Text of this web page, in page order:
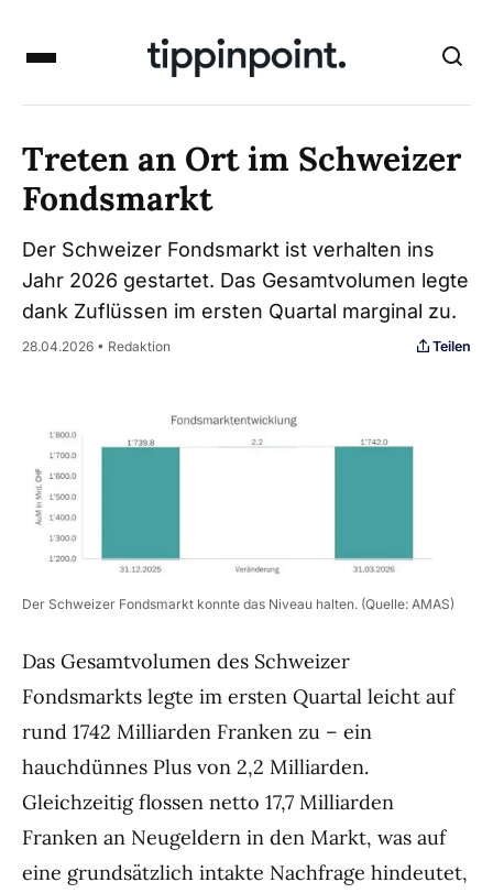
Treten an Ort im Schweizer
Fondsmarkt
Der Schweizer Fondsmarkt ist verhalten ins
Jahr 2026 gestartet. Das Gesamtvolumen legte
dank Zuflüssen im ersten Quartal marginal zu.
28.04.2026 • Redaktion Teilen
Der Schweizer Fondsmarkt konnte das Niveau halten. (Quelle: AMAS)
Das Gesamtvolumen des Schweizer
Fondsmarkts legte im ersten Quartal leicht auf
rund 1742 Milliarden Franken zu – ein
hauchdünnes Plus von 2,2 Milliarden.
Gleichzeitig flossen netto 17,7 Milliarden
Franken an Neugeldern in den Markt, was auf
eine grundsätzlich intakte Nachfrage hindeutet,